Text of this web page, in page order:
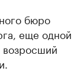
бюро
еще одной
возросший